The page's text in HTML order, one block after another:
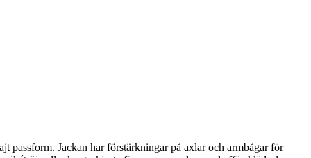
passform. Jackan har förstärkningar på axlar och armbågar för